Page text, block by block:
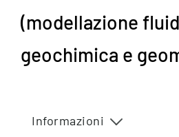
(modellazione
geochimica e
Informazioni